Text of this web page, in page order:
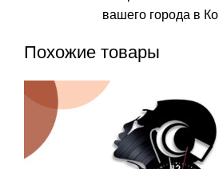
вашего города в
Похожие товары